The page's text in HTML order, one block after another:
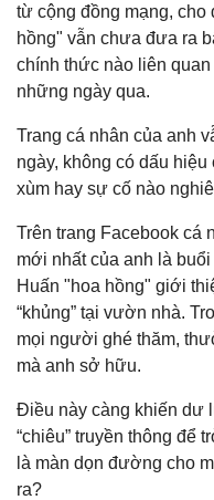
từ cộng đồng mạng, cho
hồng" vẫn chưa đưa ra
chính thức nào liên
những ngày qua.
Trang cá nhân của anh
ngày, không có dấu
xùm hay sự cố nào
Trên trang Facebook cá
mới nhất của anh là
Huấn "hoa hồng" giới
“khủng” tại vườn nhà.
mọi người ghé thăm,
mà anh sở hữu.
Điều này càng khiến dư
“chiêu” truyền thông để
là màn dọn đường cho
ra?